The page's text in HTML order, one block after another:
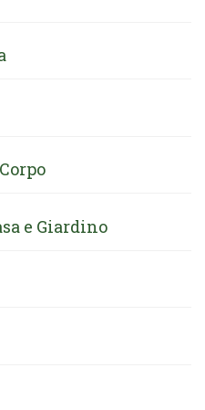
e Giardino